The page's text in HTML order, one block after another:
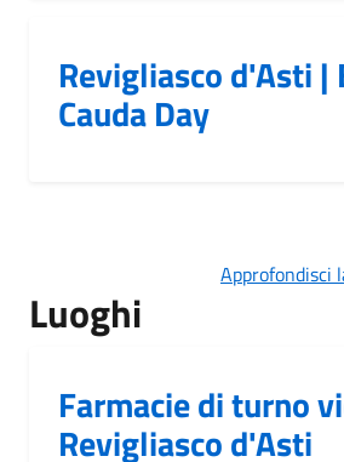
Revigliasco d'Asti |
Cauda Day
Approfondisci
Luoghi
Farmacie di turno
Revigliasco d'Asti